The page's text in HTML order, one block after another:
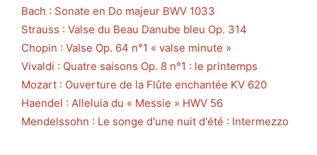
Bach : Sonate en Do majeur BWV 1033
Strauss : Valse du Beau Danube bleu Op. 314
Chopin : Valse Op. 64 n°1 « valse minute »
Vivaldi : Quatre saisons Op. 8 n°1 : le printemps
Mozart : Ouverture de la Flûte enchantée KV 620
Haendel : Alleluia du « Messie » HWV 56
Mendelssohn : Le songe d'une nuit d'été : Intermezzo